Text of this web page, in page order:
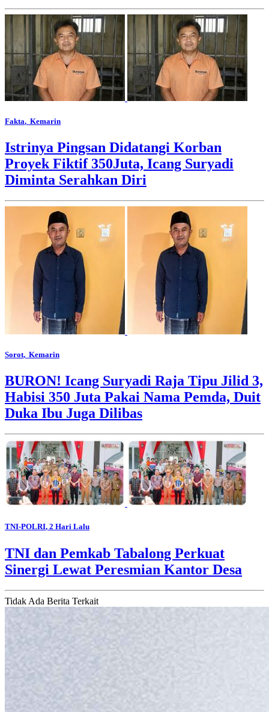
Fakta, Kemarin
Istrinya Pingsan Didatangi Korban
Proyek Fiktif 350Juta, Icang Suryadi
Diminta Serahkan Diri
Sorot, Kemarin
BURON! Icang Suryadi Raja Tipu Jilid 3,
Habisi 350 Juta Pakai Nama Pemda, Duit
Duka Ibu Juga Dilibas
TNI-POLRI, 2 Hari Lalu
TNI dan Pemkab Tabalong Perkuat
Sinergi Lewat Peresmian Kantor Desa
Tidak Ada Berita Terkait